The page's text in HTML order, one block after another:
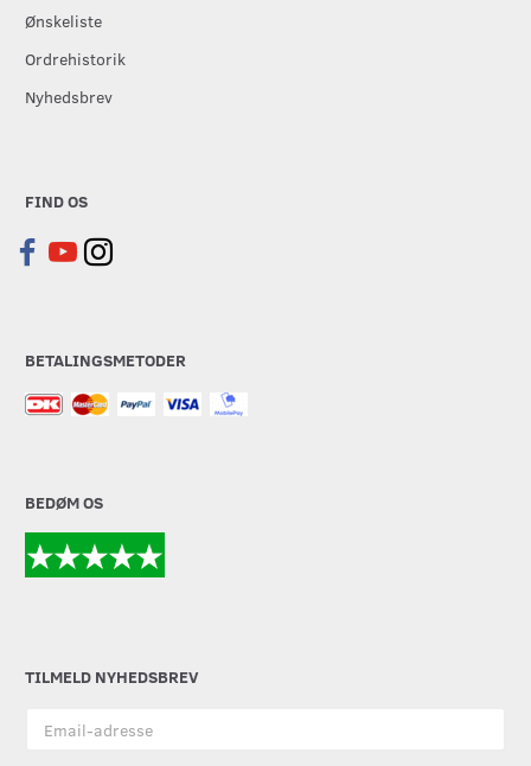
Ønskeliste
Ordrehistorik
Nyhedsbrev
FIND OS
BETALINGSMETODER
BEDØM OS
TILMELD NYHEDSBREV
adresse